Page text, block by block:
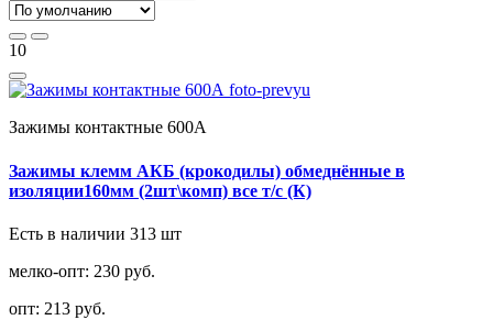
10
Зажимы контактные 600А
Зажимы клемм АКБ (крокодилы) обмеднённые в
изоляции160мм (2шт\комп) все т/с (К)
Есть в наличии 313 шт
мелко-опт: 230 руб.
опт: 213 руб.